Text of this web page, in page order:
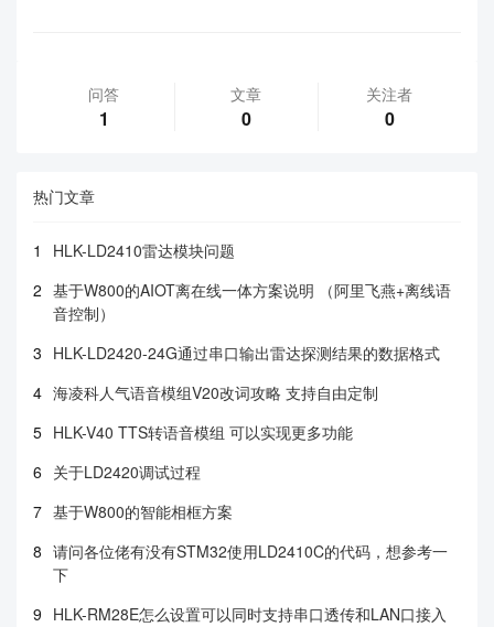
问答
1
文章
0
关注者
0
热门文章
1
HLK-LD2410雷达模块问题
2 基于W800的AIOT离在线一体方案说明 （阿里飞燕+离线语
音控制）
3 HLK-LD2420-24G通过串口输出雷达探测结果的数据格式
4 海凌科人气语音模组V20改词攻略 支持自由定制
5 HLK-V40 TTS转语音模组 可以实现更多功能
6 关于LD2420调试过程
7 基于W800的智能相框方案
8 请问各位佬有没有STM32使用LD2410C的代码，想参考一
下
9 HLK-RM28E怎么设置可以同时支持串口透传和LAN口接入